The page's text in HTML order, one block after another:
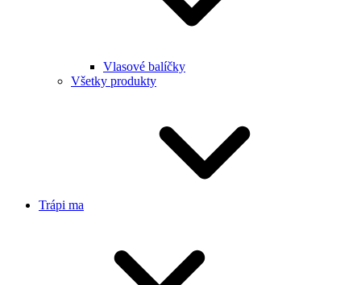
Vlasové balíčky
Všetky produkty
Trápi ma